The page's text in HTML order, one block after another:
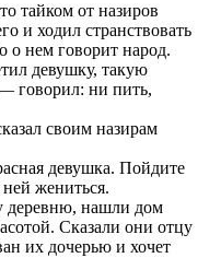
тайком от назиров
и ходил странствовать
о нем говорит народ.
девушку, такую
говорил: ни пить,
своим назирам
девушка. Пойдите
жениться.
деревню, нашли дом
Сказали они отцу
их дочерью и хочет